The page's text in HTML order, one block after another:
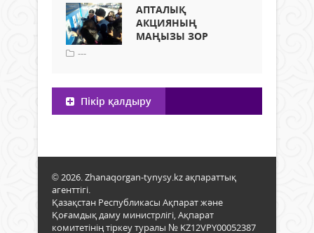
АПТАЛЫҚ
АКЦИЯНЫҢ
МАҢЫЗЫ ЗОР
---
Пікір қалдыру
© 2026. Zhanaqorgan-tynysy.kz ақпараттық
агенттігі.
Қазақстан Республикасы Ақпарат және
Қоғамдық даму министрлігі, Ақпарат
комитетінің тіркеу туралы № KZ12VPY00052387